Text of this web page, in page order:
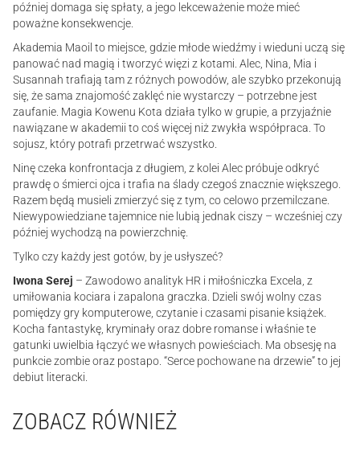
później domaga się spłaty, a jego lekceważenie może mieć
poważne konsekwencje.
Akademia Maoil to miejsce, gdzie młode wiedźmy i wieduni uczą się
panować nad magią i tworzyć więzi z kotami. Alec, Nina, Mia i
Susannah trafiają tam z różnych powodów, ale szybko przekonują
się, że sama znajomość zaklęć nie wystarczy – potrzebne jest
zaufanie. Magia Kowenu Kota działa tylko w grupie, a przyjaźnie
nawiązane w akademii to coś więcej niż zwykła współpraca. To
sojusz, który potrafi przetrwać wszystko.
Ninę czeka konfrontacja z długiem, z kolei Alec próbuje odkryć
prawdę o śmierci ojca i trafia na ślady czegoś znacznie większego.
Razem będą musieli zmierzyć się z tym, co celowo przemilczane.
Niewypowiedziane tajemnice nie lubią jednak ciszy – wcześniej czy
później wychodzą na powierzchnię.
Tylko czy każdy jest gotów, by je usłyszeć?
Iwona Serej – Zawodowo analityk HR i miłośniczka Excela, z
umiłowania kociara i zapalona graczka. Dzieli swój wolny czas
pomiędzy gry komputerowe, czytanie i czasami pisanie książek.
Kocha fantastykę, kryminały oraz dobre romanse i właśnie te
gatunki uwielbia łączyć we własnych powieściach. Ma obsesję na
punkcie zombie oraz postapo. “Serce pochowane na drzewie” to jej
debiut literacki.
ZOBACZ RÓWNIEŻ